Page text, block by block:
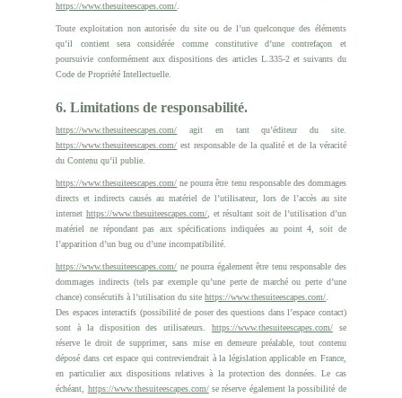
https://www.thesuiteescapes.com/.
Toute exploitation non autorisée du site ou de l’un quelconque des éléments
qu’il contient sera considérée comme constitutive d’une contrefaçon et
poursuivie conformément aux dispositions des articles L.335-2 et suivants du
Code de Propriété Intellectuelle.
6. Limitations de responsabilité.
https://www.thesuiteescapes.com/ agit en tant qu’éditeur du site.
https://www.thesuiteescapes.com/ est responsable de la qualité et de la véracité
du Contenu qu’il publie.
https://www.thesuiteescapes.com/ ne pourra être tenu responsable des dommages
directs et indirects causés au matériel de l’utilisateur, lors de l’accès au site
internethttps://www.thesuiteescapes.com/, et résultant soit de l’utilisation d’un
matériel ne répondant pas aux spécifications indiquées au point 4, soit de
l’apparition d’un bug ou d’une incompatibilité.
https://www.thesuiteescapes.com/ ne pourra également être tenu responsable des
dommages indirects (tels par exemple qu’une perte de marché ou perte d’une
chance) consécutifs à l’utilisation du sitehttps://www.thesuiteescapes.com/.
Des espaces interactifs (possibilité de poser des questions dans l’espace contact)
sont à la disposition des utilisateurs. https://www.thesuiteescapes.com/se
réserve le droit de supprimer, sans mise en demeure préalable, tout contenu
déposé dans cet espace qui contreviendrait à la législation applicable en France,
en particulier aux dispositions relatives à la protection des données. Le cas
échéant, https://www.thesuiteescapes.com/se réserve également la possibilité de